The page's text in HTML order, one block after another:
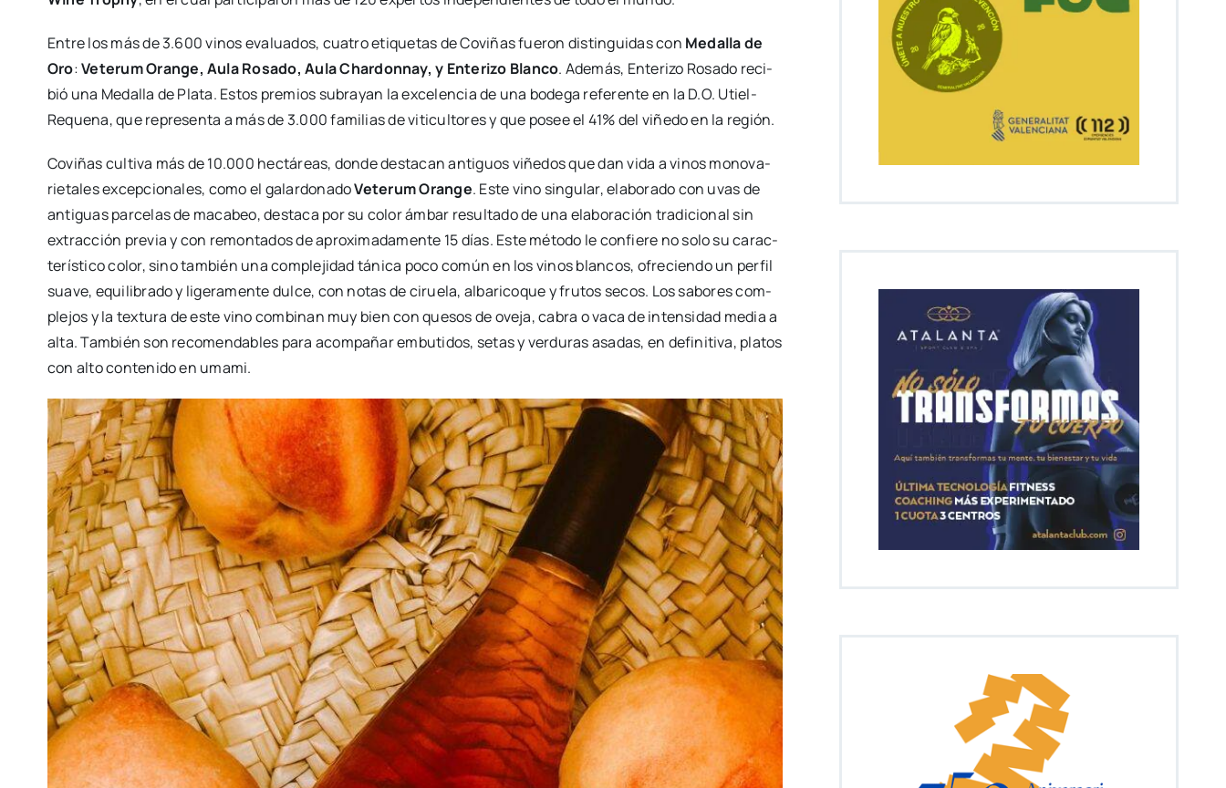
Entre los más de 3.600 vinos eva­lua­dos, cua­tro eti­que­tas de Covi­ñas fue­ron dis­tin­gui­das con Meda­lla de
Oro:Vete­rum Oran­ge, Aula Rosa­do, Aula Char­don­nay, y Ente­ri­zo Blan­co. Ade­más, Ente­ri­zo Rosa­do reci­
bió una Meda­lla de Pla­ta. Estos pre­mios sub­ra­yan la exce­len­cia de una bode­ga refe­ren­te en la D.O. Utiel-
Reque­­na, que repre­sen­ta a más de 3.000 fami­lias de viti­cul­to­res y que posee el 41% del viñe­do en la región.
Covi­ñas cul­ti­va más de 10.000 hec­tá­reas, don­de des­ta­can anti­guos viñe­dos que dan vida a vinos mono­va­
rie­ta­les excep­cio­na­les, como el galar­do­na­doVete­rum Oran­ge. Este vino sin­gu­lar, ela­bo­ra­do con uvas de
anti­guas par­ce­las de maca­beo, des­ta­ca por su color ámbar resul­ta­do de una ela­bo­ra­ción tra­di­cio­nal sin
extrac­ción pre­via y con remon­ta­dos de apro­xi­ma­da­men­te 15 días. Este méto­do le con­fie­re no solo su carac­
te­rís­ti­co color, sino tam­bién una com­ple­ji­dad táni­ca poco común en los vinos blan­cos, ofre­cien­do un per­fil
sua­ve, equi­li­bra­do y lige­ra­men­te dul­ce, con notas de cirue­la, alba­ri­co­que y fru­tos secos. Los sabo­res com­
ple­jos y la tex­tu­ra de este vino com­bi­nan muy bien con que­sos de ove­ja, cabra o vaca de inten­si­dad media a
alta. Tam­bién son reco­men­da­bles para acom­pa­ñar embu­ti­dos, setas y ver­du­ras asa­das, en defi­ni­ti­va, pla­tos
con alto con­te­ni­do en uma­mi.